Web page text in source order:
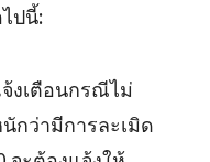
ปนี้:
งเตือนกรณีไม่
กว่ามีการละเมิด